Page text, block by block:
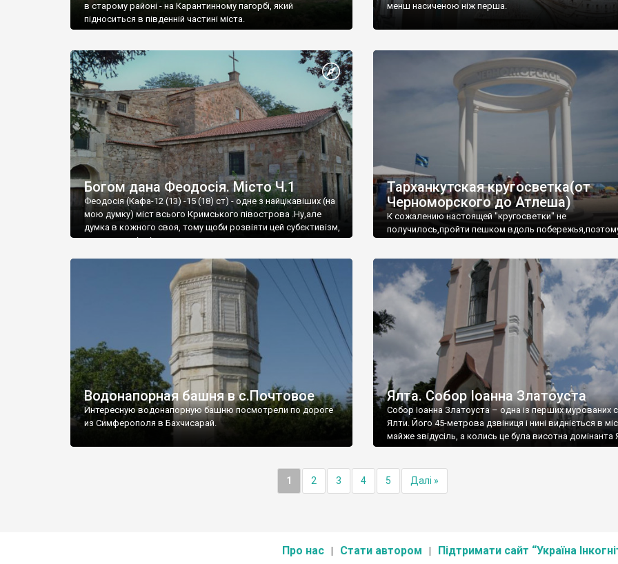
в старому районі - на Карантинному пагорбі, який
підноситься в південній частині міста.
менш насиченою ніж перша.
Богом дана Феодосія. Місто Ч.1
Феодосія (Кафа-12 (13) -15 (18) ст) - одне з найцікавіших (на
мою думку) міст всього Кримського півострова .Ну,але
думка в кожного своя, тому щоби розвіяти цей субєктивізм,
запрошую відвідати це
Тарханкутская кругосветка(от
Черноморского до Атлеша)
К сожалению настоящей "кругосветки" не
получилось,пройти пешком вдоль
Водонапорная башня в с.Почтовое
Интересную водонапорную башню посмотрели по дороге
из Симферополя в Бахчисарай.
Ялта. Собор Іоанна Златоуста
Собор Іоанна Златоуста – одна із перших мурованих
Ялти. Його 45-метрова дзвіниця і нині видніється в
майже звідусіль, а колись це була висотна домінанта
1 2 3 4 5 Далі »
Про нас Стати автором Підтримати сайт “Україна